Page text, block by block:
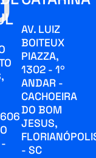
606
-
AV. LUIZ
BOITEUX
PIAZZA,
1302 - 1º
ANDAR -
CACHOEIRA
DO BOM
JESUS,
- SC